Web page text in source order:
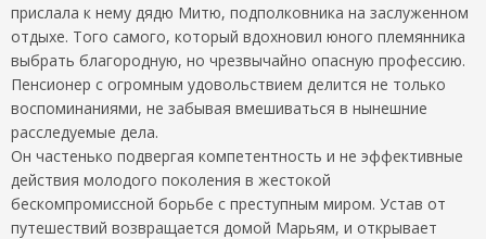
прислала к нему дядю Митю, подполковника на заслуженном
отдыхе. Того самого, который вдохновил юного племянника
выбрать благородную, но чрезвычайно опасную профессию.
Пенсионер с огромным удовольствием делится не только
воспоминаниями, не забывая вмешиваться в нынешние
расследуемые дела.
Он частенько подвергая компетентность и не эффективные
действия молодого поколения в жестокой
бескомпромиссной борьбе с преступным миром. Устав от
путешествий возвращается домой Марьям, и открывает